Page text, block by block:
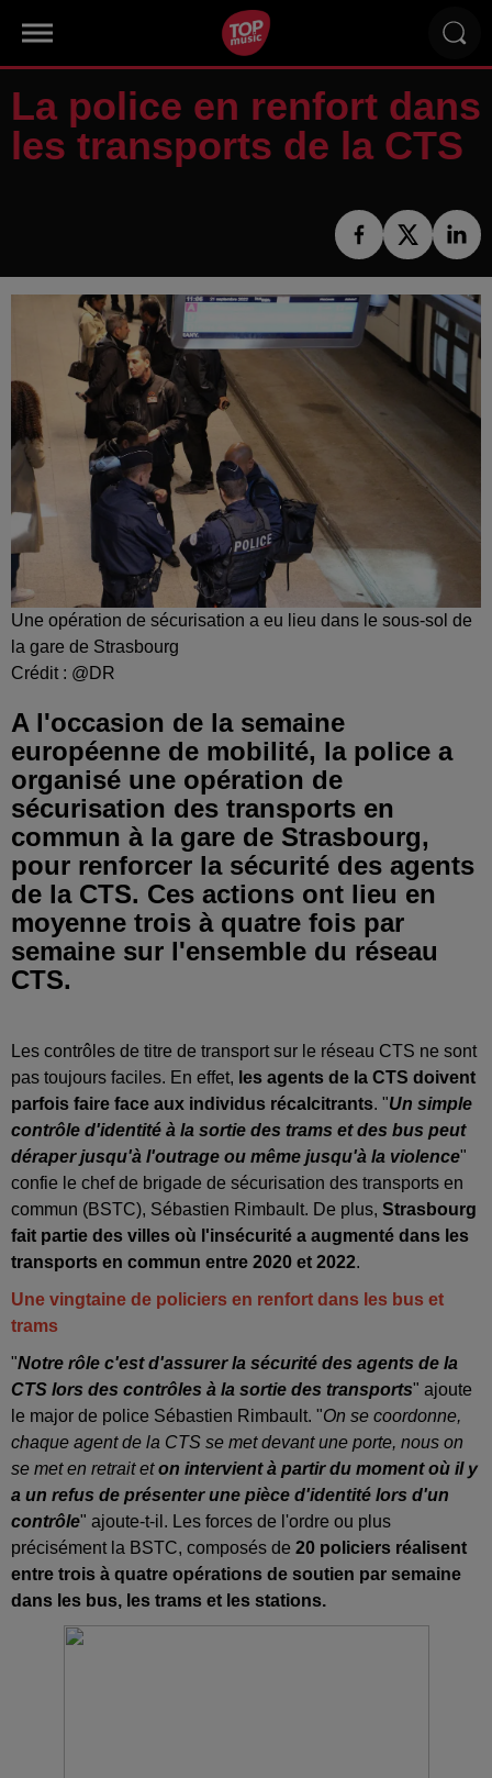
La police en renfort dans
les transports de la CTS
Une opération de sécurisation a eu lieu dans le sous-sol de
la gare de Strasbourg
Crédit : @DR
A l'occasion de la semaine
européenne de mobilité, la police a
organisé une opération de
sécurisation des transports en
commun à la gare de Strasbourg,
pour renforcer la sécurité des agents
de la CTS. Ces actions ont lieu en
moyenne trois à quatre fois par
semaine sur l'ensemble du réseau
CTS.
Les contrôles de titre de transport sur le réseau CTS ne sont
pas toujours faciles. En effet, les agents de la CTS doivent
parfois faire face aux individus récalcitrants. "Un simple
contrôle d'identité à la sortie des trams et des bus peut
déraper jusqu'à l'outrage ou même jusqu'à la violence"
confie le chef de brigade de sécurisation des transports en
commun (BSTC), Sébastien Rimbault. De plus, Strasbourg
fait partie des villes où l'insécurité a augmenté dans les
transports en commun entre 2020 et 2022.
Une vingtaine de policiers en renfort dans les bus et
trams
"Notre rôle c'est d'assurer la sécurité des agents de la
CTS lors des contrôles à la sortie des transports" ajoute
le major de police Sébastien Rimbault. "On se coordonne,
chaque agent de la CTS se met devant une porte, nous on
se met en retrait eton intervient à partir du moment où il y
a un refus de présenter une pièce d'identité lors d'un
contrôle" ajoute-t-il. Les forces de l'ordre ou plus
précisément la BSTC, composés de 20 policiers réalisent
entre trois à quatre opérations de soutien par semaine
dans les bus, les trams et les stations.